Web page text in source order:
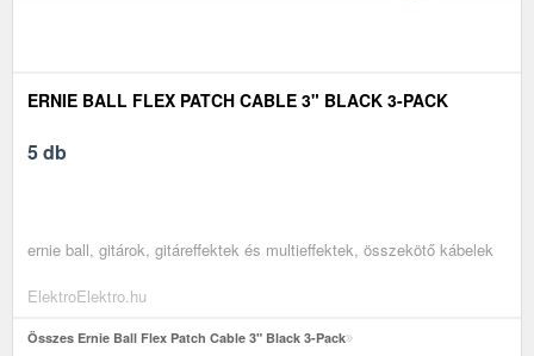
ERNIE BALL FLEX PATCH CABLE 3" BLACK 3-PACK
5 db
ernie ball, gitárok, gitáreffektek és multieffektek, összekötő kábelek
ElektroElektro.hu
Összes Ernie Ball Flex Patch Cable 3" Black 3-Pack